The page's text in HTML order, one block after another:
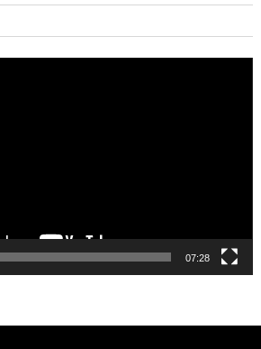
07:28